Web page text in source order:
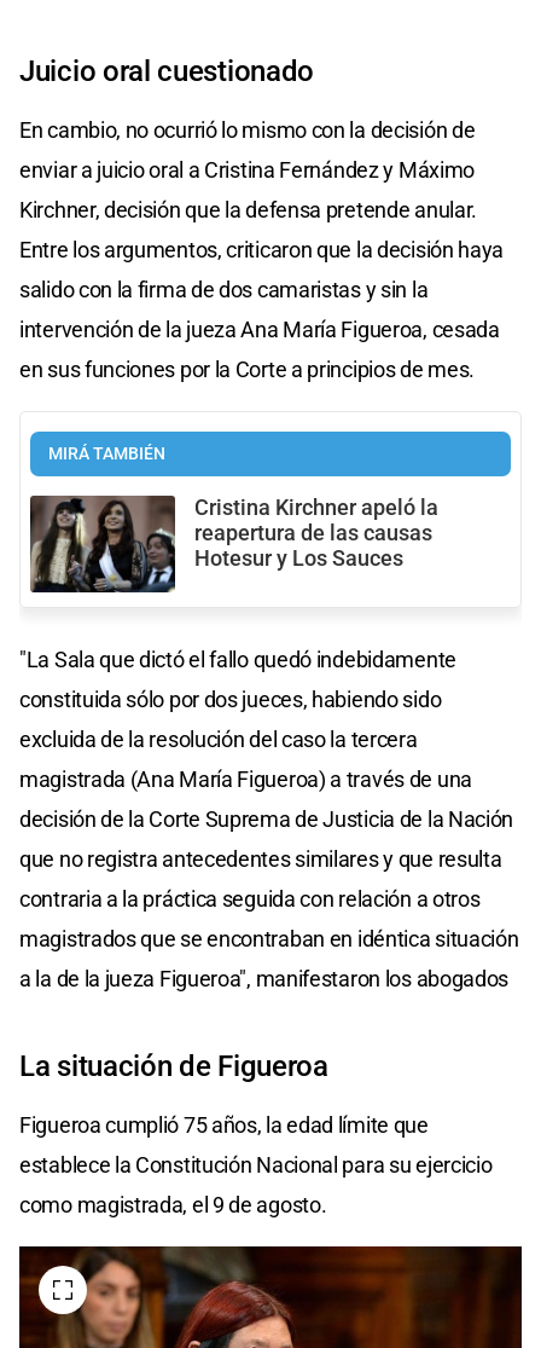
Juicio oral cuestionado
En cambio, no ocurrió lo mismo con la decisión de
enviar a juicio oral a Cristina Fernández y Máximo
Kirchner, decisión que la defensa pretende anular.
Entre los argumentos, criticaron que la decisión haya
salido con la firma de dos camaristas y sin la
intervención de la jueza Ana María Figueroa, cesada
en sus funciones por la Corte a principios de mes.
MIRÁ TAMBIÉN
Cristina Kirchner apeló la
reapertura de las causas
Hotesur y Los Sauces
"La Sala que dictó el fallo quedó indebidamente
constituida sólo por dos jueces, habiendo sido
excluida de la resolución del caso la tercera
magistrada (Ana María Figueroa) a través de una
decisión de la Corte Suprema de Justicia de la Nación
que no registra antecedentes similares y que resulta
contraria a la práctica seguida con relación a otros
magistrados que se encontraban en idéntica situación
a la de la jueza Figueroa", manifestaron los abogados
La situación de Figueroa
Figueroa cumplió 75 años, la edad límite que
establece la Constitución Nacional para su ejercicio
como magistrada, el 9 de agosto.